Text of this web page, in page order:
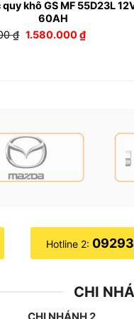
LBN 12V-60AH
quy khô GS MF 55D23L
60AH
₫ Giá
1.580.000₫Giá
hiện
Hotline 2:
CHI
CHI NHÁNH 2